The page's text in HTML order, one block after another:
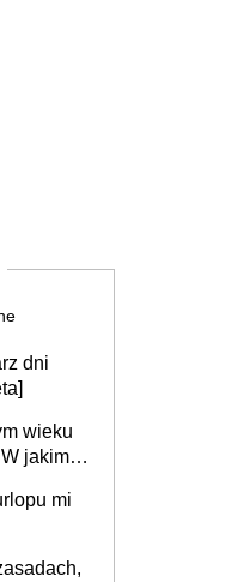
dni
wieku
jakim
mi